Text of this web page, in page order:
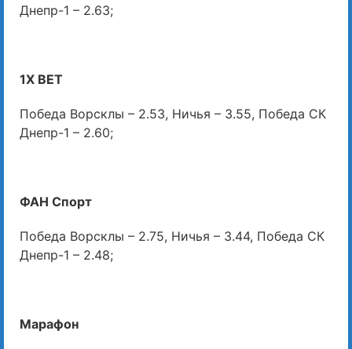
Днепр-1 – 2.63;
1X BET
Победа Ворсклы – 2.53, Ничья – 3.55, Победа СК
Днепр-1 – 2.60;
ФАН Спорт
Победа Ворсклы – 2.75, Ничья – 3.44, Победа СК
Днепр-1 – 2.48;
Марафон